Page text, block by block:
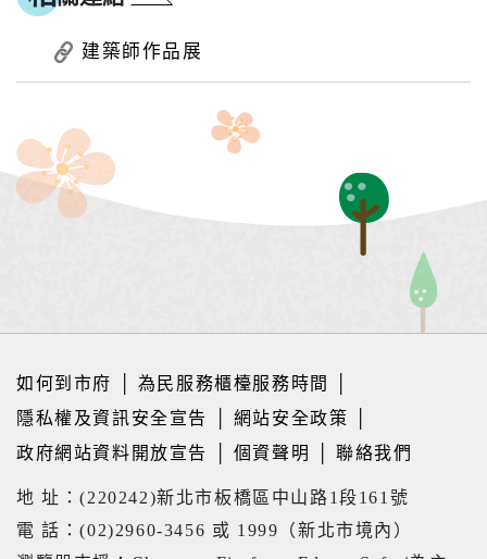
建築師作品展
如何到市府 為民服務櫃檯服務時間
隱私權及資訊安全宣告
網站安全政策
政府網站資料開放宣告
個資聲明 │聯絡我們
地 址：(220242)新北市板橋區中山路1段161號
電 話：(02)2960-3456 或 1999（新北市境內）